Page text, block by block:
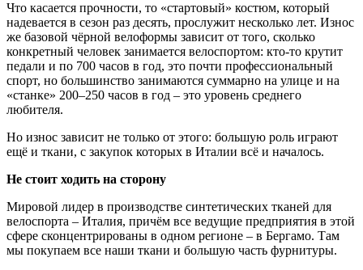
Что касается прочности, то «стартовый» костюм, который
надевается в сезон раз десять, прослужит несколько лет. Износ
же базовой чёрной велоформы зависит от того, сколько
конкретный человек занимается велоспортом: кто-то крутит
педали и по 700 часов в год, это почти профессиональный
спорт, но большинство занимаются суммарно на улице и на
«станке» 200–250 часов в год – это уровень среднего
любителя.
Но износ зависит не только от этого: большую роль играют
ещё и ткани, с закупок которых в Италии всё и началось.
Не стоит ходить на сторону
Мировой лидер в производстве синтетических тканей для
велоспорта – Италия, причём все ведущие предприятия в этой
сфере сконцентрированы в одном регионе – в Бергамо. Там
мы покупаем все наши ткани и большую часть фурнитуры.